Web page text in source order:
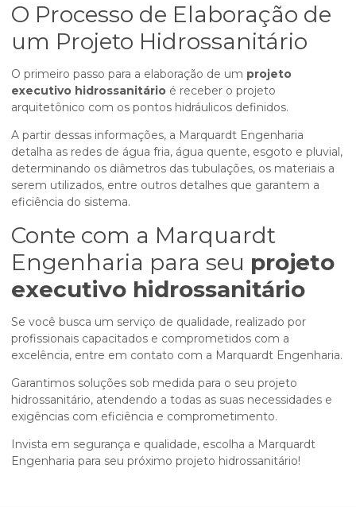
O Processo de Elaboração de
um Projeto Hidrossanitário
O primeiro passo para a elaboração de um projeto
executivo hidrossanitário é receber o projeto
arquitetônico com os pontos hidráulicos definidos.
A partir dessas informações, a Marquardt Engenharia
detalha as redes de água fria, água quente, esgoto e pluvial,
determinando os diâmetros das tubulações, os materiais a
serem utilizados, entre outros detalhes que garantem a
eficiência do sistema.
Conte com a Marquardt
Engenharia para seu projeto
executivo hidrossanitário
Se você busca um serviço de qualidade, realizado por
profissionais capacitados e comprometidos com a
excelência, entre em contato com a Marquardt Engenharia.
Garantimos soluções sob medida para o seu projeto
hidrossanitário, atendendo a todas as suas necessidades e
exigências com eficiência e comprometimento.
Invista em segurança e qualidade, escolha a Marquardt
Engenharia para seu próximo projeto hidrossanitário!